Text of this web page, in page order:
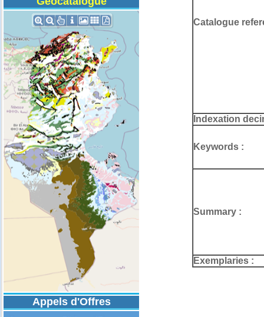
Appels d'Offres
Catalogue
Indexation
Keywords :
Summary :
Exemplaries :